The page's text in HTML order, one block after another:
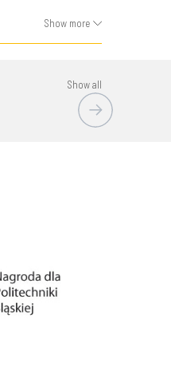
Show more
Show all